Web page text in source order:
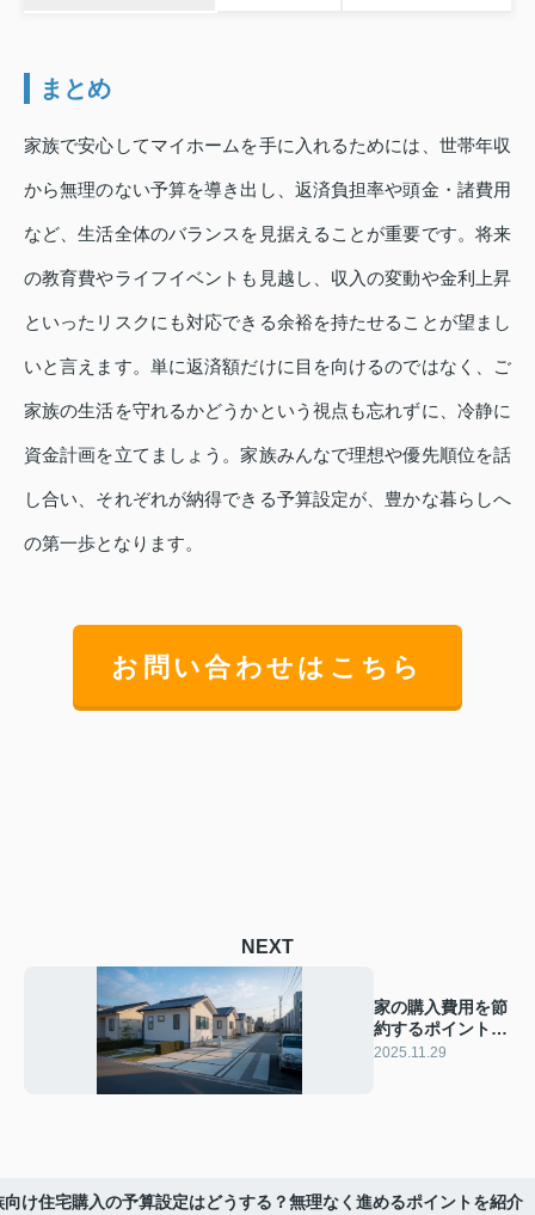
まとめ
家族で安心してマイホームを手に入れるためには、世帯年収
から無理のない予算を導き出し、返済負担率や頭金・諸費用
など、生活全体のバランスを見据えることが重要です。将来
の教育費やライフイベントも見越し、収入の変動や金利上昇
といったリスクにも対応できる余裕を持たせることが望まし
いと言えます。単に返済額だけに目を向けるのではなく、ご
家族の生活を守れるかどうかという視点も忘れずに、冷静に
資金計画を立てましょう。家族みんなで理想や優先順位を話
し合い、それぞれが納得できる予算設定が、豊かな暮らしへ
の第一歩となります。
お問い合わせはこちら
NEXT
家の購入費用を節
約するポイント
は？予算を抑える
2025.11.29
向け住宅購入の予算設定はどうする？無理なく進めるポイントを紹介